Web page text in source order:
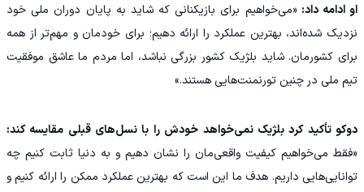
او ادامه داد: «می‌خواهیم برای بازیکنانی که شاید به پایان دوران ملی خود
نزدیک شده‌اند، بهترین عملکرد را ارائه دهیم؛ برای خودمان و مهم‌تر از همه
برای کشورمان. شاید بلژیک کشور بزرگی نباشد، اما مردم ما عاشق موفقیت
تیم ملی در چنین تورنمنت‌هایی هستند.»
دوکو تأکید کرد بلژیک نمی‌خواهد خودش را با نسل‌های قبلی مقایسه کند:
«فقط می‌خواهیم کیفیت واقعی‌مان را نشان دهیم و به دنیا ثابت کنیم چه
توانایی‌هایی داریم. هدف ما این است که بهترین عملکرد ممکن را ارائه کنیم و